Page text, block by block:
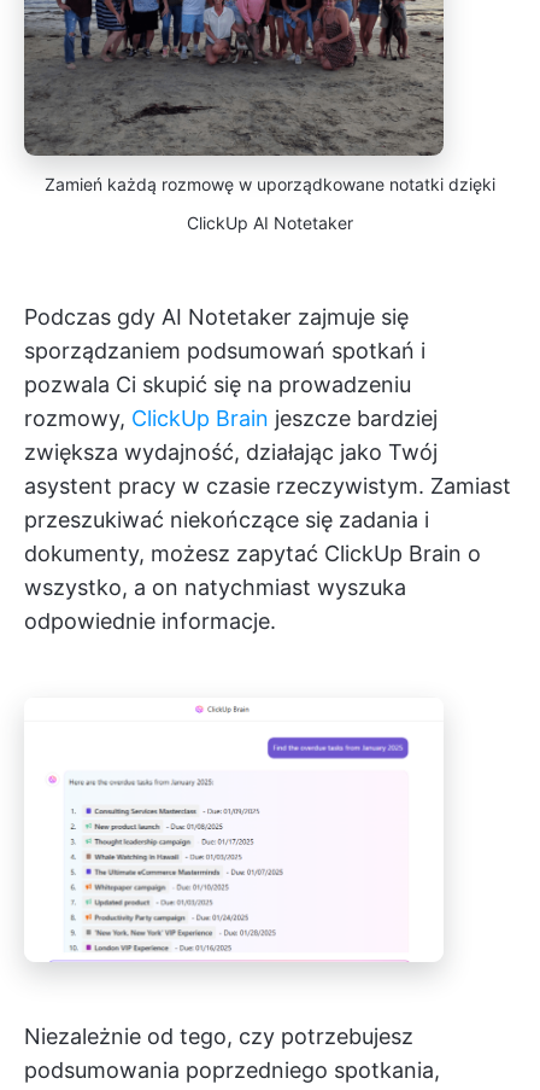
Zamień każdą rozmowę w uporządkowane notatki dzięki
ClickUp AI Notetaker
Podczas gdy AI Notetaker zajmuje się
sporządzaniem podsumowań spotkań i
pozwala Ci skupić się na prowadzeniu
rozmowy, ClickUp Brain jeszcze bardziej
zwiększa wydajność, działając jako Twój
asystent pracy w czasie rzeczywistym. Zamiast
przeszukiwać niekończące się zadania i
dokumenty, możesz zapytać ClickUp Brain o
wszystko, a on natychmiast wyszuka
odpowiednie informacje.
Niezależnie od tego, czy potrzebujesz
podsumowania poprzedniego spotkania,